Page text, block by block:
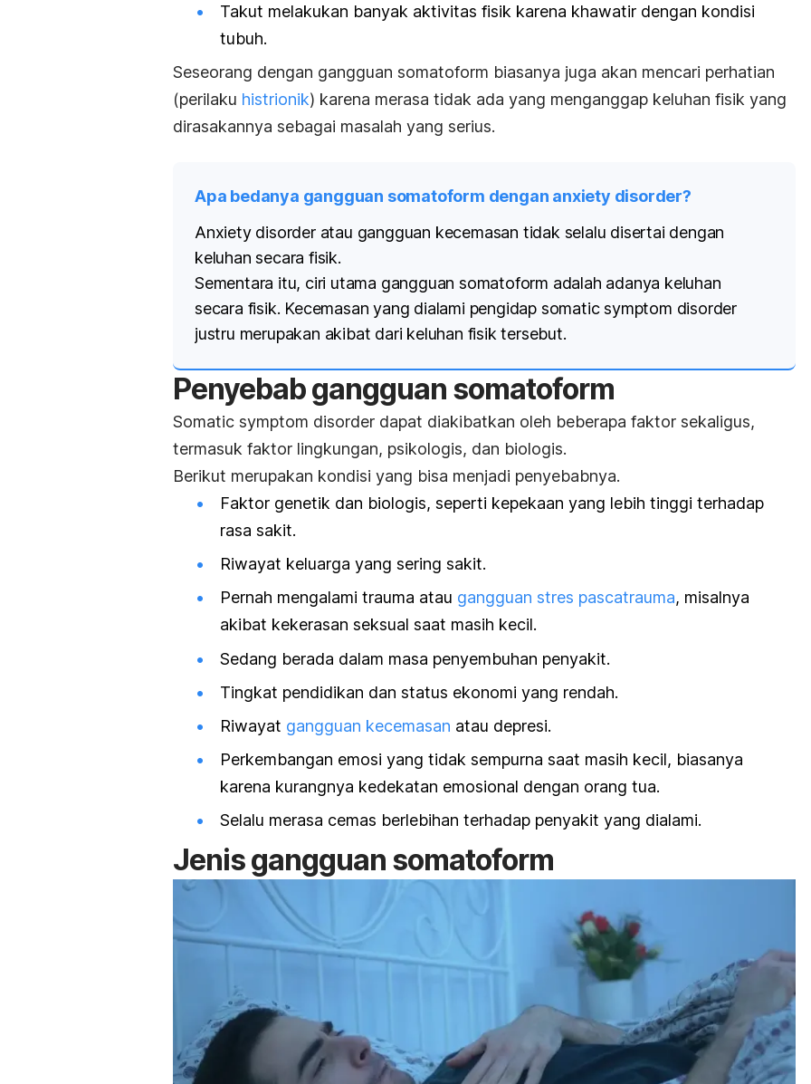
Takut melakukan banyak aktivitas fisik karena khawatir dengan kondisi
tubuh.
Seseorang dengan gangguan somatoform biasanya juga akan mencari perhatian
(perilaku histrionik) karena merasa tidak ada yang menganggap keluhan fisik yang
dirasakannya sebagai masalah yang serius.
Apa bedanya gangguan somatoform dengan anxiety disorder?
Anxiety disorderatau gangguan kecemasan tidak selalu disertai dengan
keluhan secara fisik.
Sementara itu, ciri utama gangguan somatoform adalah adanya keluhan
secara fisik. Kecemasan yang dialami pengidap somatic symptom disorder
justru merupakan akibat dari keluhan fisik tersebut.
Penyebab gangguan somatoform
Somatic symptom disorder dapat diakibatkan oleh beberapa faktor sekaligus,
termasuk faktor lingkungan, psikologis, dan biologis.
Berikut merupakan kondisi yang bisa menjadi penyebabnya.
Faktor genetik dan biologis, seperti kepekaan yang lebih tinggi terhadap
rasa sakit.
Riwayat keluarga yang sering sakit.
Pernah mengalami trauma atau gangguan stres pascatrauma, misalnya
akibat kekerasan seksual saat masih kecil.
Sedang berada dalam masa penyembuhan penyakit.
Tingkat pendidikan dan status ekonomi yang rendah.
Riwayat gangguan kecemasan atau depresi.
Perkembangan emosi yang tidak sempurna saat masih kecil, biasanya
karena kurangnya kedekatan emosional dengan orang tua.
Selalu merasa cemas berlebihan terhadap penyakit yang dialami.
Jenis gangguan somatoform